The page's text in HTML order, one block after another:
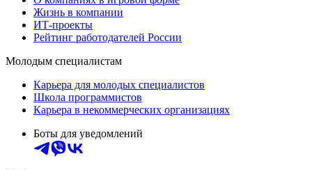
Жизнь в компании
ИТ-проекты
Рейтинг работодателей России
Молодым специалистам
Карьера для молодых специалистов
Школа программистов
Карьера в некоммерческих организациях
Боты для уведомлений